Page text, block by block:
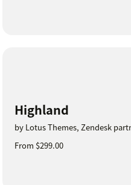
Highland
by Lotus Themes, Zendesk
From $299.00